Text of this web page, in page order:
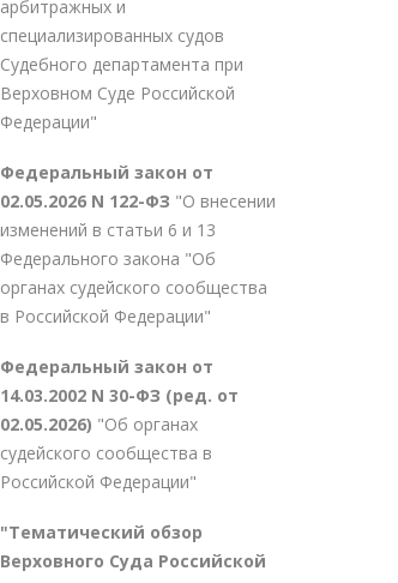
арбитражных и
специализированных судов
Судебного департамента при
Верховном Суде Российской
Федерации"
Федеральный закон от
02.05.2026 N 122-ФЗ "О внесении
изменений в статьи 6 и 13
Федерального закона "Об
органах судейского сообщества
в Российской Федерации"
Федеральный закон от
14.03.2002 N 30-ФЗ (ред. от
02.05.2026) "Об органах
судейского сообщества в
Российской Федерации"
"Тематический обзор
Верховного Суда Российской